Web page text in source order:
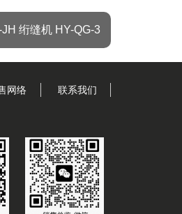
绗缝机 HY-QG-3
网络 联系我们